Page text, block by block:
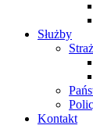
Służby
Kontakt